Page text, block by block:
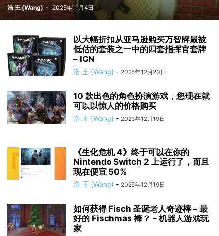
浩 王 (Wang) - 2025年11月4日
以大幅折扣从亚马逊购买万智牌最被
低估的套装之一中的四套指挥官套牌
– IGN
浩 王 (Wang) - 2025年12月20日
10 款出色的角色扮演游戏，您现在就
可以以惊人的价格购买
浩 王 (Wang) - 2025年12月19日
《生化危机 4》终于可以在你的
Nintendo Switch 2 上运行了，而且
现在便宜 50%
浩 王 (Wang) - 2025年12月19日
如何获得 Fisch 圣诞老人奇迹棒 – 最
好的 Fischmas 棒？ – 机器人游戏玩
家